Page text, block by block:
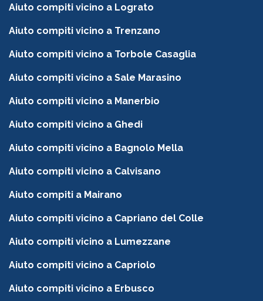
Aiuto compiti vicino a Lograto
Aiuto compiti vicino a Trenzano
Aiuto compiti vicino a Torbole Casaglia
Aiuto compiti vicino a Sale Marasino
Aiuto compiti vicino a Manerbio
Aiuto compiti vicino a Ghedi
Aiuto compiti vicino a Bagnolo Mella
Aiuto compiti vicino a Calvisano
Aiuto compiti a Mairano
Aiuto compiti vicino a Capriano del Colle
Aiuto compiti vicino a Lumezzane
Aiuto compiti vicino a Capriolo
Aiuto compiti vicino a Erbusco